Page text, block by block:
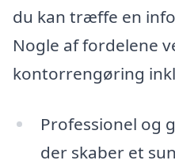
du kan træffe en
Nogle af fordelene
kontorrengøring
Professionel og
der skaber et